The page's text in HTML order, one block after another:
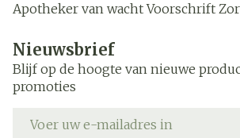
Apotheker van wacht Voorschrift
Nieuwsbrief
Blijf op de hoogte van nieuwe
promoties